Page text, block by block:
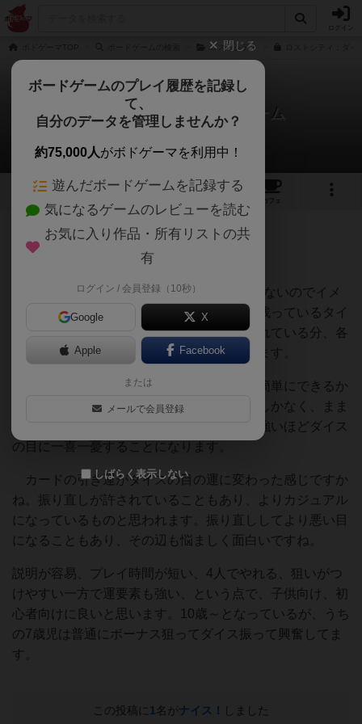
ロストシティ
ロストシティ：ダイスゲーム
mentaiさんのレビュー
2 3
カフェ
211名 1名 0 6年以上前
カードやボードのLostCitiesをやったことないのでイメ
ージでしか比較はできないのですが、場に残っているタイ
ルや、各人の持っているタイルが可視化されている分、各
人の狙いはより赤裸々にわかるものと思います。
では、相手の狙いを妨害しようと思えば簡単にできるか
というと、取得タイルはダイスの目に頼るしかなく、まま
ならない部分があり、狙いに対する思いが強いほどダイス
の目に一喜一憂することになります。
カードの引き運がダイスの目の運に変わった感じですか
ね。振り直しが許されていることもあり、よりカジュアル
になっているものと思われます。振り直ししてより悪い目
になることもあり、その辺も悩ましく面白いですね。
説明が容易、プレイ時間が短い、4人でやれる、狙いがつ
けやすい一方で運要素も強い、という点で、子供向け、初
心者向けに良いと思います。10歳～となっているが、うち
の7歳児は普通にボーナス狙ってダイス振って興奮してま
す。
この投稿に 1 名がナイス！ しました
閉じる
ボードゲームのプレイ履歴を記録し
て、
自分のデータを管理しませんか？
約75,000人がボドゲーマを利用中！
遊んだボードゲームを記録する
気になるゲームのレビューを読む
お気に入り作品・所有リストの共
有
ログイン / 会員登録（10秒）
Google X
Apple Facebook
または
メールで会員登録
しばらく表示しない